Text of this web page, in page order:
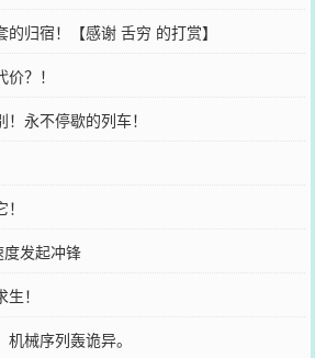
归宿！【感谢 舌穷 的打赏】
？！
永不停歇的列车！
发起冲锋
！
械序列轰诡异。